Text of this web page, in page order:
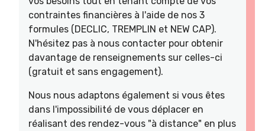
contraintes financières à l'aide de nos 3
formules (DECLIC, TREMPLIN et NEW CAP).
N'hésitez pas à nous contacter pour obtenir
davantage de renseignements sur celles-ci
(gratuit et sans engagement).
Nous nous adaptons également si vous êtes
dans l'impossibilité de vous déplacer en
réalisant des rendez-vous "à distance" en plus